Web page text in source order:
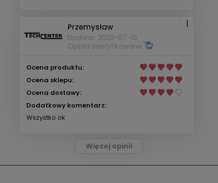
Przemysław
Dodano: 2026-07-16
Opinia zweryfikowana
Ocena produktu:
Ocena sklepu:
Ocena dostawy:
Dodatkowy komentarz:
Wszystko ok
Więcej opinii